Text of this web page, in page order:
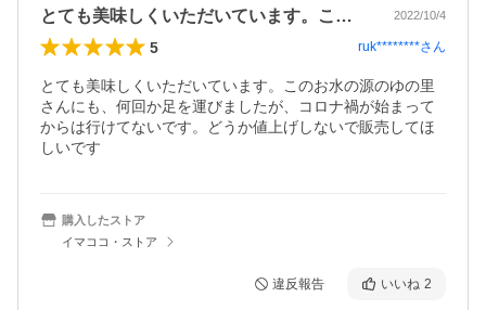
とても美味しくいただいています。このお… 2022/10/4
5 ruk********さん
とても美味しくいただいています。このお水の源のゆの里
さんにも、何回か足を運びましたが、コロナ禍が始まって
からは行けてないです。どうか値上げしないで販売してほ
しいです
購入したストア
イマココ・ストア
違反報告 いいね 2